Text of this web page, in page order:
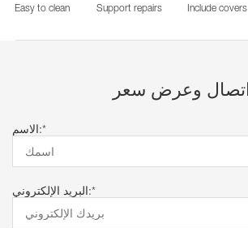
Easy to clean Support repairs Include covers
اتصال وعرض سعر
الاسم:*
البريد الإلكتروني:*